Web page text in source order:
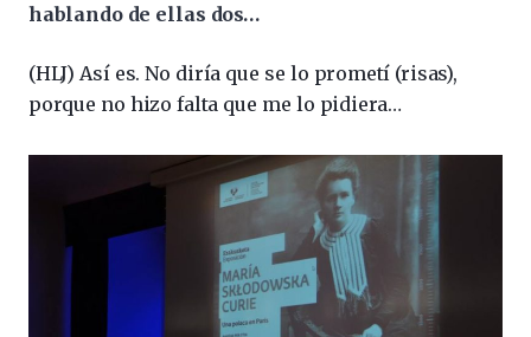
hablando de ellas dos…
(HLJ) Así es. No diría que se lo prometí (risas),
porque no hizo falta que me lo pidiera…